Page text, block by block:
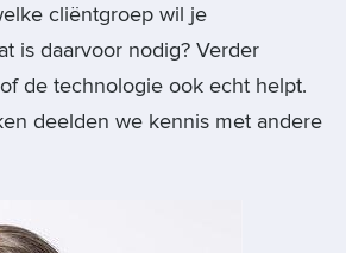
cliëntgroep wil je
is daarvoor nodig? Verder
de technologie ook echt helpt.
deelden we kennis met andere